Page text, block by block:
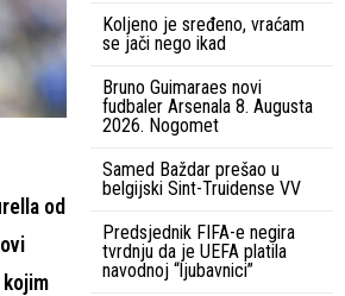
od
kojim
Koljeno je sređeno, vraćam
se jači nego ikad
Bruno Guimaraes novi
fudbaler Arsenala 8. Augusta
2026. Nogomet
Samed Baždar prešao u
belgijski Sint-Truidense VV
Predsjednik FIFA-e negira
tvrdnju da je UEFA platila
navodnoj “ljubavnici”